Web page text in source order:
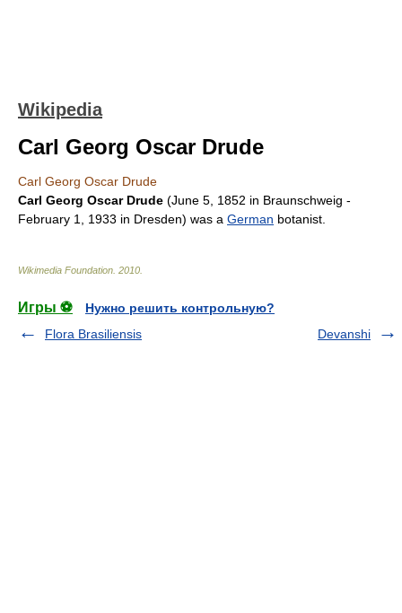
Wikipedia
Carl Georg Oscar Drude
Carl Georg Oscar Drude
Carl Georg Oscar Drude (June 5 1852 in Braunschweig -
February 1
1933 in Dresden) was a German botanist
Wikimedia Foundation 2010
Игры ⚽
Нужно решить контрольную?
Flora Brasiliensis
Devanshi